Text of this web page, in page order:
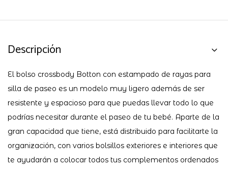
Descripción
El bolso crossbody Botton con estampado de rayas para
silla de paseo es un modelo muy ligero además de ser
resistente y espacioso para que puedas llevar todo lo que
podrías necesitar durante el paseo de tu bebé. Aparte de la
gran capacidad que tiene, está distribuido para facilitarte la
organización, con varios bolsillos exteriores e interiores que
te ayudarán a colocar todos tus complementos ordenados